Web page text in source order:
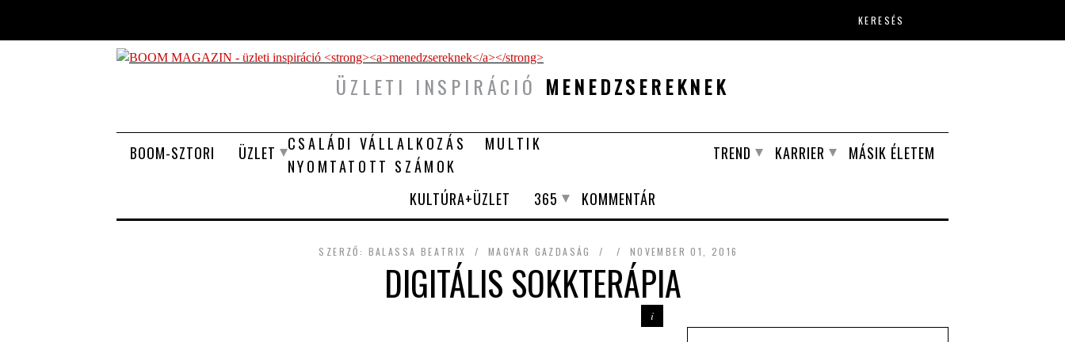
Keresés űrlap
ÜZLETI INSPIRÁCIÓ MENEDZSEREKNEK
BOOM-SZTORI ÜZLET CSALÁDI VÁLLALKOZÁS
MULTIK
NYOMTATOTT SZÁMOK
TREND KARRIER MÁSIK ÉLETEM
KULTÚRA+ÜZLET 365 KOMMENTÁR
SZERZŐ: BALASSA BEATRIX MAGYAR GAZDASÁG NOVEMBER 01, 2016
DIGITÁLIS SOKKTERÁPIA